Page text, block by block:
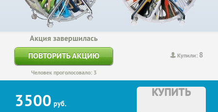
Купили: 8
Акция завершилась
ПОВТОРИТЬ АКЦИЮ
Человек проголосовало: 3
3500 руб.
КУПИТЬ